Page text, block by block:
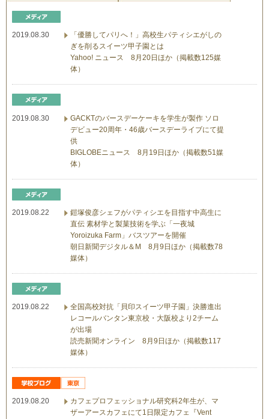
2019.08.30
「優勝してパリへ！」高校生パティシエがしの
ぎを削るスイーツ甲子園とは
Yahoo! ニュース 8月20日ほか（掲載数125媒
体）
2019.08.30
GACKTのバースデーケーキを学生が製作 ソロ
デビュー20周年・46歳バースデーライブにて提
供
BIGLOBEニュース 8月19日ほか（掲載数51媒
体）
2019.08.22
鎧塚俊彦シェフがパティシエを目指す中高生に
直伝 素材学と製菓技術を学ぶ「一夜城
Yoroizuka Farm」バスツアーを開催
朝日新聞デジタル＆M 8月9日ほか（掲載数78
媒体）
2019.08.22
全国高校対抗「貝印スイーツ甲子園」決勝進出
レコールバンタン東京校・大阪校より2チーム
が出場
読売新聞オンライン 8月9日ほか（掲載数117
媒体）
2019.08.20
カフェプロフェッショナル研究科2年生が、マ
ザーアースカフェにて1日限定カフェ『Vent